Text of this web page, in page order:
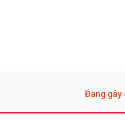
Đang gây